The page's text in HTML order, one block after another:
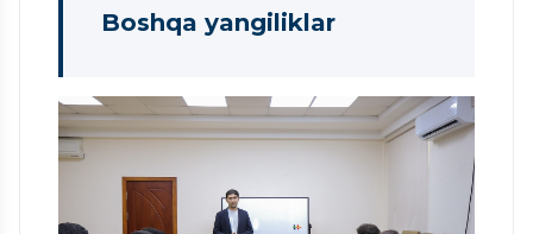
Boshqa yangiliklar